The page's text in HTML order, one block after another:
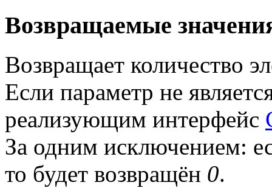
Возвращаемые
Возвращает количество
Если параметр не
реализующим интерфейс
За одним исключением:
то будет возвращён 0.